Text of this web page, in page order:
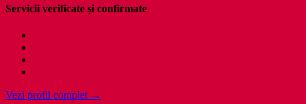
Servicii verificate și confirmate
Vezi profil complet →